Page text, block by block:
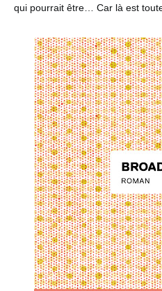
qui pourrait être… Car là est